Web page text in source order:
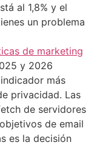
al 1,8% y el
un problema
de marketing
y 2026
más
privacidad. Las
de servidores
de email
es la decisión